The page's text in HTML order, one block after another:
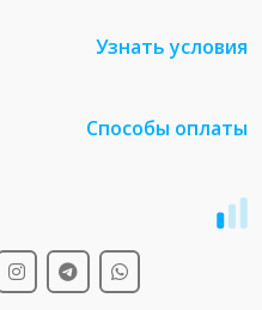
Узнать условия
Способы оплаты